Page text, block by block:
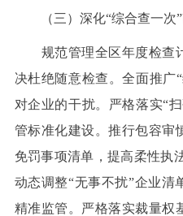
（三）深化“综合查一次”
规范管理全区年度检查
决杜绝随意检查。全面推广
对企业的干扰。严格落实“
管标准化建设。推行包容审
免罚事项清单，提高柔性执
动态调整“无事不扰”企业清
精准监管。严格落实裁量权